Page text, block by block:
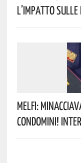
L’impatto
Melfi:
Condomini!